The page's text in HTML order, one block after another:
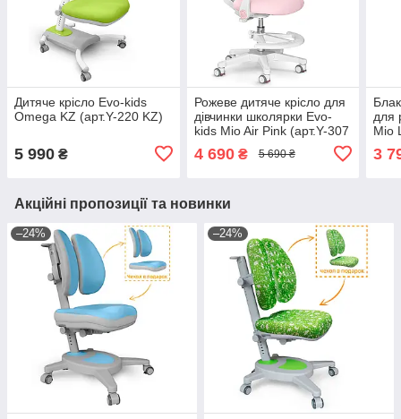
Дитяче крісло Evo-kids
Omega KZ (арт.Y-220 KZ)
5 990 ₴
Рожеве дитяче крісло для
дівчинки школярки Evo-
kids Mio Air Pink (арт.Y-307
4 690₴ 5 690 ₴
для
Mio
3
Акційні пропозиції та новинки
–24% –24%